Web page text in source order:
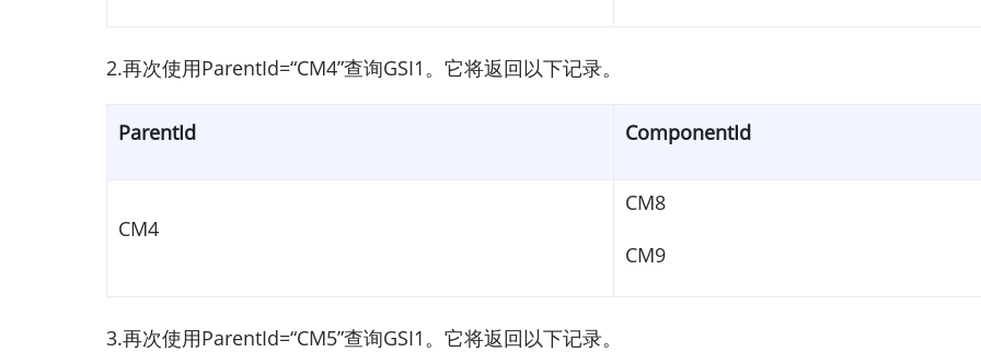
2.再次使用ParentId=“CM4”查询GSI1。它将返回以下记录。
ParentId ComponentId
CM4
CM8
CM9
3.再次使用ParentId=“CM5”查询GSI1。它将返回以下记录。